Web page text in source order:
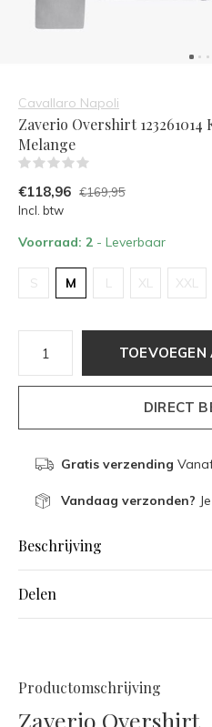
Cavallaro Napoli
Zaverio Overshirt
Melange
€118,96 €169,95
Incl. btw
Voorraad: 2 - Leverbaar
S M L XL XXL
DIRECT
Gratis verzending
Vandaag verzonden?
Beschrijving
Delen
Productomschrijving
Zaverio Overshirt